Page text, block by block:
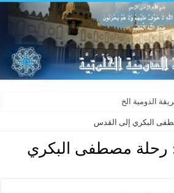
الدومية الخلوتية ب
البكري إلى القدس
رحلة مصطفى البكري